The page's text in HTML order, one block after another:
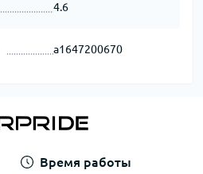
4.6
a1647200670
Время работы